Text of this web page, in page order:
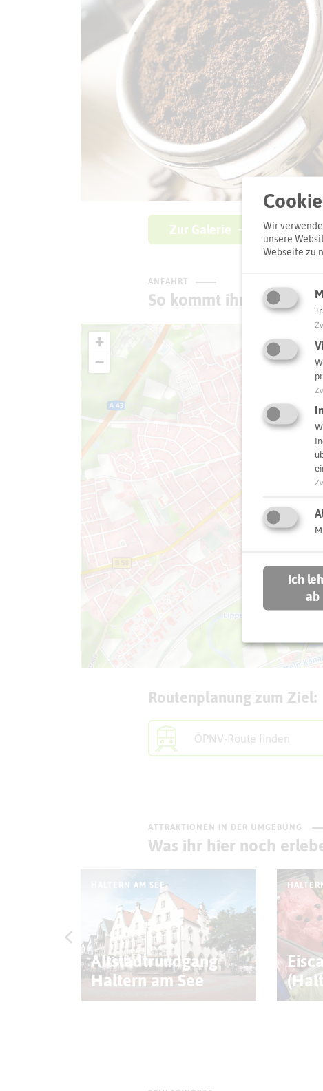
Zur Galerie
ANFAHRT
So kommt ihr zum Ziel
+
−
Routenplanung zum Ziel:
ÖPNV-Route finden
ATTRAKTIONEN IN DER UMGEBUNG
Was ihr hier noch
HALTERN AM SEE
Altstadtrundgang
Haltern am See
Wir
unsere
Webseite zu
Ich
ab